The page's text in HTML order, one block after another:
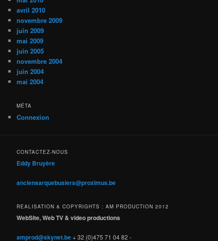
avril 2010
novembre 2009
juin 2009
mai 2009
juin 2005
novembre 2004
juin 2004
mai 2004
MÉTA
Connexion
CONTACTEZ-NOUS
Eddy Bruyère
anciensarquebusiers@proximus.be
REALISATION & COPYRIGHTS : AM PRODUCTION 2012
WebSite, Web TV & video productions
amprod@skynet.be+ 32 (0)475 71 04 82 -